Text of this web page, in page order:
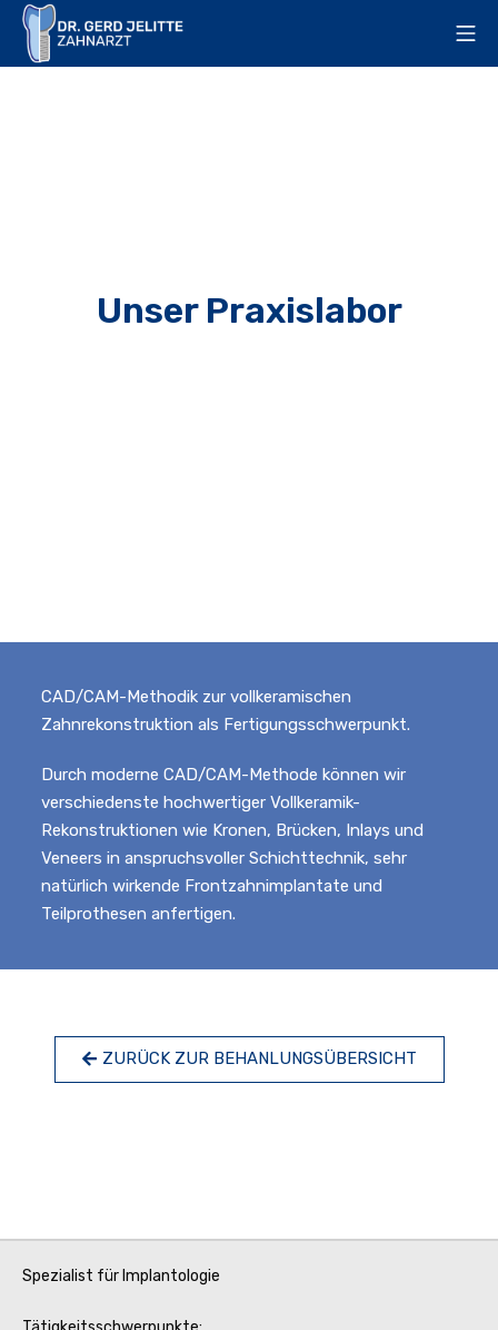
Unser Praxislabor
CAD/CAM-Methodik zur vollkeramischen
Zahnrekonstruktion als Fertigungsschwerpunkt.
Durch moderne CAD/CAM-Methode können wir
verschiedenste hochwertiger Vollkeramik-
Rekonstruktionen wie Kronen, Brücken, Inlays und
Veneers in anspruchsvoller Schichttechnik, sehr
natürlich wirkende Frontzahnimplantate und
Teilprothesen anfertigen.
ZURÜCK ZUR BEHANLUNGSÜBERSICHT
Spezialist für Implantologie